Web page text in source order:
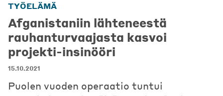
TYÖELÄMÄ
Afganistaniin lähteneestä
rauhanturvaajasta kasvoi
projekti-insinööri
15.10.2021
Puolen vuoden operaatio tuntui